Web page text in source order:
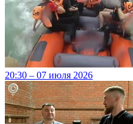
20:30 – 07 июля 2026